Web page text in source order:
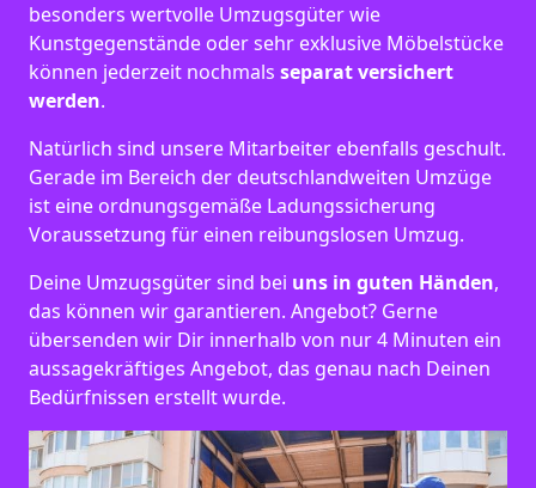
besonders wertvolle Umzugsgüter wie
Kunstgegenstände oder sehr exklusive Möbelstücke
können jederzeit nochmals separat versichert
werden.
Natürlich sind unsere Mitarbeiter ebenfalls geschult.
Gerade im Bereich der deutschlandweiten Umzüge
ist eine ordnungsgemäße Ladungssicherung
Voraussetzung für einen reibungslosen Umzug.
Deine Umzugsgüter sind bei uns in guten Händen,
das können wir garantieren. Angebot? Gerne
übersenden wir Dir innerhalb von nur 4 Minuten ein
aussagekräftiges Angebot, das genau nach Deinen
Bedürfnissen erstellt wurde.